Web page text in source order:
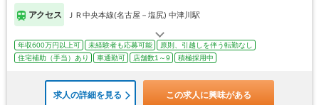
アクセス ＪＲ中央本線(名古屋－塩尻) 中津川駅
年収600万円以上可 未経験者も応募可能
原則、引越しを伴う転勤なし
住宅補助（手当）あり
車通勤可 店舗数1～9 積極採用中
求人の詳細を見る この求人に興味がある